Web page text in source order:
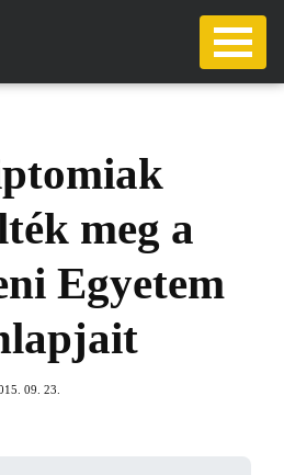
meg a
Egyetem
09. 23.